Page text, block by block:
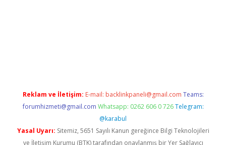
Reklam ve İletişim: E-mail: backlinkpaneli@gmail.com Teams:
forumhizmeti@gmail.com Whatsapp: 0262 606 0 726 Telegram:
@karabul
Yasal Uyarı: Sitemiz, 5651 Sayılı Kanun gereğince Bilgi Teknolojileri
ve İletişim Kurumu (BTK) tarafından onaylanmış bir Yer Sağlayıcı